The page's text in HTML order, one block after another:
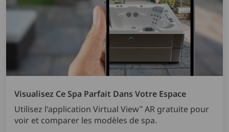
Visualisez Ce Spa Parfait Dans Votre Espace
Utilisez l'application Virtual View™ AR gratuite pour
voir et comparer les modèles de spa.